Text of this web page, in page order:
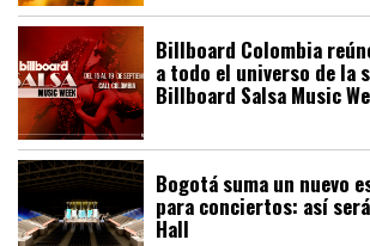
Billboard Colombia
a todo el universo de la
Billboard Salsa Music
Bogotá suma un nuevo
para conciertos: así
Hall